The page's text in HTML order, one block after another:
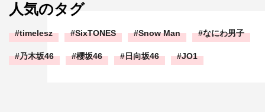
人気のタグ
timelesz SixTONES Snow Man なにわ男子
乃木坂46 櫻坂46 日向坂46 JO1